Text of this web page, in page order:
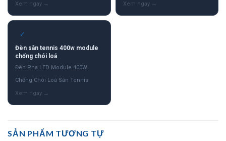
✓
Đèn sân tennis 400w module
chống chói loá
Đèn Pha LED Module 400W
Chống Chói Loá Sân Tennis
SẢN PHẨM TƯƠNG TỰ